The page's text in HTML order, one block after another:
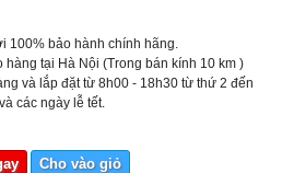
100% bảo hành chính hãng.
hàng tại Hà Nội (Trong bán kính 10 km )
và lắp đặt từ 8h00 - 18h30 từ thứ 2 đến
các ngày lễ tết.
Cho vào giỏ